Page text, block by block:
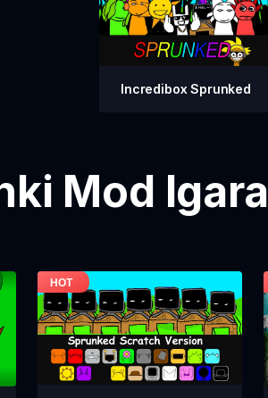
Incredibox Sprunked
Mod Igara